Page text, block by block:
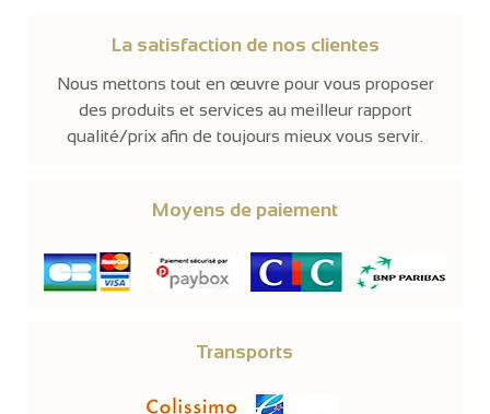
La satisfaction de nos clientes
Nous mettons tout en œuvre pour vous proposer
des produits et services au meilleur rapport
qualité/prix afin de toujours mieux vous servir.
Moyens de paiement
Transports